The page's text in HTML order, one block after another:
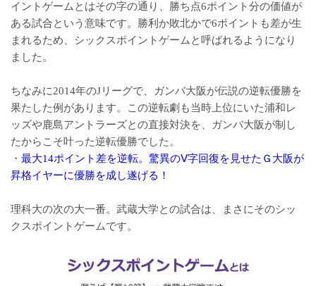
イントゲームとはその字の通り、勝ち点6ポイント分の価値が
ある試合という意味です。勝利か敗北かで6ポイントも差が生
まれるため、シックスポイントゲームと呼ばれるようになり
ました。
ちなみに2014年のJリーグで、ガンバ大阪が伝説の逆転優勝を
果たした例があります。この逆転劇も当時上位にいた浦和レ
ッズや鹿島アントラーズとの直接対決を、ガンバ大阪が制し
たからこそ叶った逆転優勝でした。
・ 最大14ポイント差を逆転。驚異のⅤ字回復を見せたＧ大阪が
昇格イヤーに優勝を成し遂げる！
理科大の次の大一番。武蔵大学との試合は、まさにそのシッ
クスポイントゲームです。